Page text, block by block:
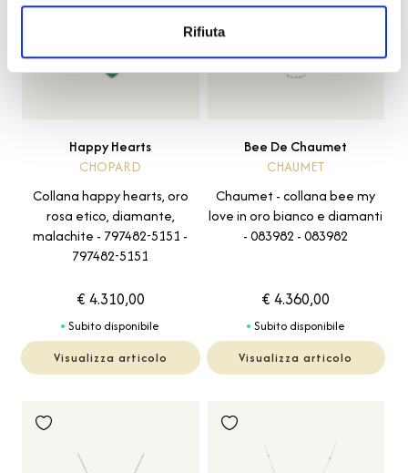
Rifiuta
Happy Hearts
CHOPARD
Collana happy hearts, oro
rosa etico, diamante,
malachite - 797482-5151 -
797482-5151
€ 4.310,00
Subito disponibile
Visualizza articolo
Bee De Chaumet
CHAUMET
Chaumet - collana bee my
love in oro bianco e diamanti
- 083982 - 083982
€ 4.360,00
Subito disponibile
Visualizza articolo